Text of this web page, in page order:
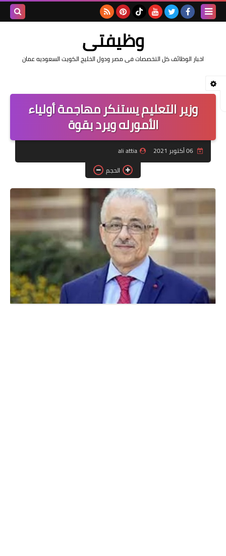
وظيفتى
اخبار الوظائف كل التخصصات فى مصر ودول الخليج الكويت السعوديه عمان
وزير التعليم يستنكر مهاجمة أولياء
الأمورله ويرد بقوة
06 أكتوبر 2021
ali attia
الحجم